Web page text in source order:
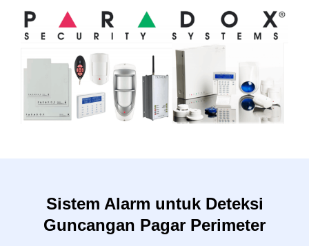
Sistem Alarm untuk Deteksi
Guncangan Pagar Perimeter